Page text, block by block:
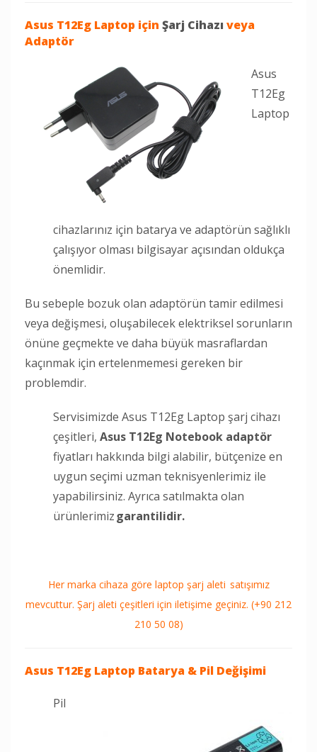
Asus T12Eg Laptop için Şarj Cihazı veya
Adaptör
Asus
T12Eg
Laptop
cihazlarınız için batarya ve adaptörün sağlıklı
çalışıyor olması bilgisayar açısından oldukça
önemlidir.
Bu sebeple bozuk olan adaptörün tamir edilmesi
veya değişmesi, oluşabilecek elektriksel sorunların
önüne geçmekte ve daha büyük masraflardan
kaçınmak için ertelenmemesi gereken bir
problemdir.
Servisimizde Asus T12Eg Laptop şarj cihazı
çeşitleri, Asus T12Eg Notebook adaptör
fiyatları hakkında bilgi alabilir, bütçenize en
uygun seçimi uzman teknisyenlerimiz ile
yapabilirsiniz. Ayrıca satılmakta olan
ürünlerimizgarantilidir.
Her marka cihaza göre laptop şarj aleti satışımız
mevcuttur. Şarj aleti çeşitleri için iletişime geçiniz. (+90 212
210 50 08)
Asus T12Eg Laptop Batarya & Pil Değişimi
Pil